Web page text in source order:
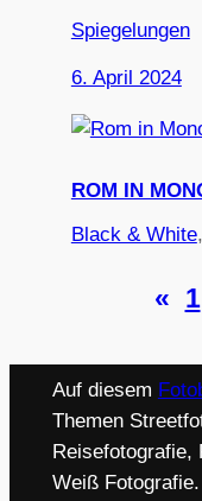
Spiegelungen
6. April 2024
ROM IN
Black & White,
« 1
Auf diesem
Themen
Reisefotografie,
Weiß